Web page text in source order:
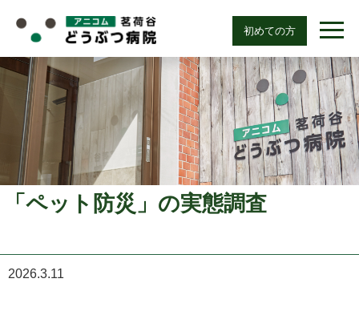
初めての方
「ペット防災」の実態調査
2026.3.11